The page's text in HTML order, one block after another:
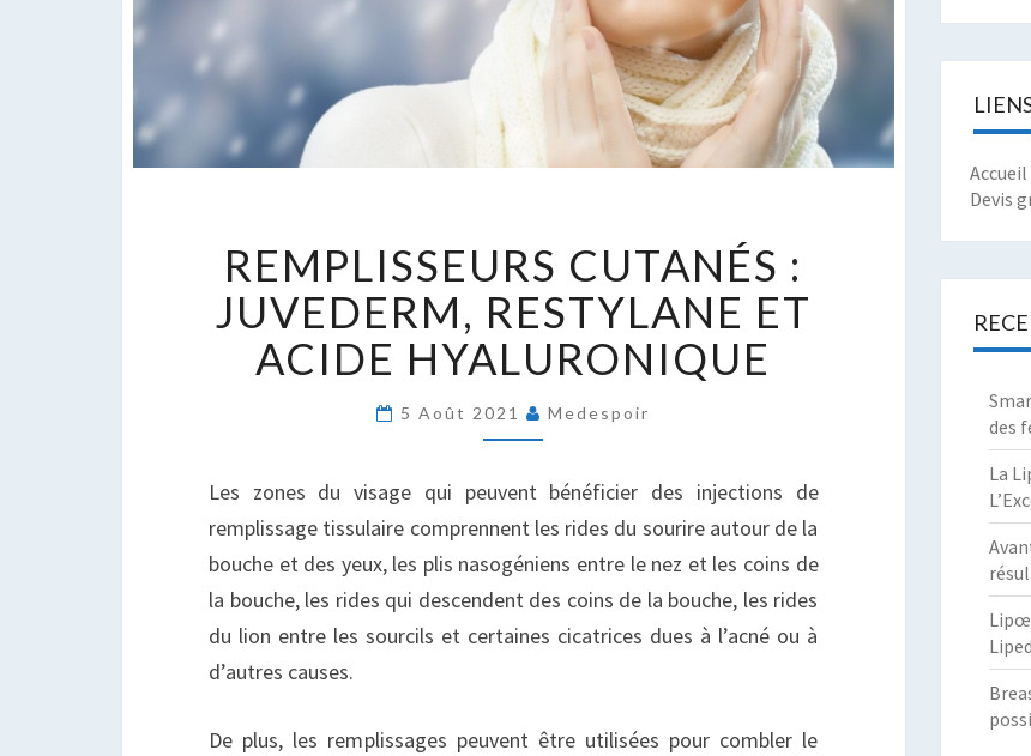
CUTANÉS
:
JUVEDERM,
RESTYLANE
ET
ACIDE
HYALURONIQUE
REMPLISSEURS CUTANÉS :
JUVEDERM, RESTYLANE ET
ACIDE HYALURONIQUE
5 Août 2021 Medespoir
Les zones du visage qui peuvent bénéficier des injections de
remplissage tissulaire comprennent les rides du sourire autour de la
bouche et des yeux, les plis nasogéniens entre le nez et les coins de
la bouche, les rides qui descendent des coins de la bouche, les rides
du lion entre les sourcils et certaines cicatrices dues à l’acné ou à
d’autres causes.
De plus, les remplissages peuvent être utilisées pour combler le
Accueil
Devis
des
La